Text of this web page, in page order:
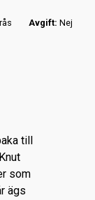
Avgift: Nej
till
som
ägs